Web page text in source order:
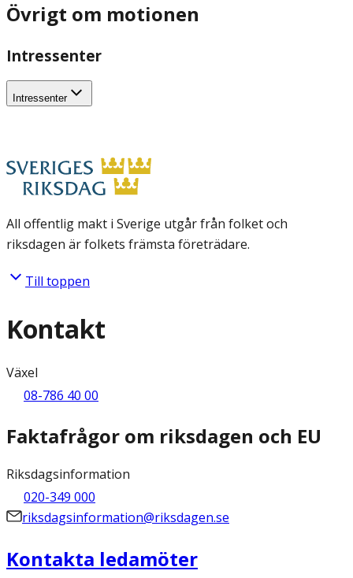
Övrigt om motionen
Intressenter
Intressenter
All offentlig makt i Sverige utgår från folket och
riksdagen är folkets främsta företrädare.
Till toppen
Kontakt
Växel
08-786 40 00
Faktafrågor om riksdagen och EU
Riksdagsinformation
020-349 000
riksdagsinformation@riksdagen.se
Kontakta ledamöter